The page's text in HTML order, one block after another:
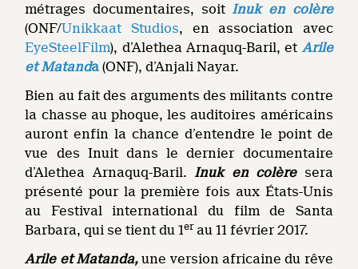
métrages documentaires, soit Inuk en colère
(ONF/Unikkaat Studios, en association avec
EyeSteelFilm), d’Alethea Arnaquq-Baril, et Arile
et Matanda (ONF), d’Anjali Nayar.
Bien au fait des arguments des militants contre
la chasse au phoque, les auditoires américains
auront enfin la chance d’entendre le point de
vue des Inuit dans le dernier documentaire
d’Alethea Arnaquq-Baril. Inuk en colèresera
présenté pour la première fois aux États-Unis
au Festival international du film de Santa
Barbara, qui se tient du 1er au 11 février 2017.
Arile et Matanda, une version africaine du rêve